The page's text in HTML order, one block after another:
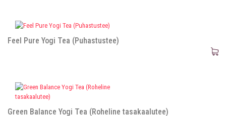
Feel Pure Yogi Tea (Puhastustee)
Green Balance Yogi Tea (Roheline tasakaalutee)